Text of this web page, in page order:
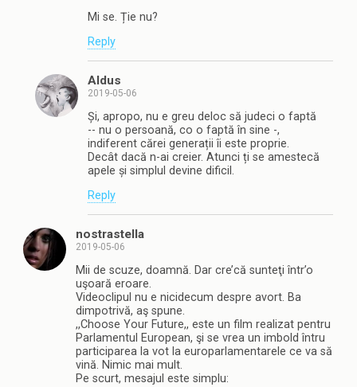
Mi se. Ție nu?
Reply
Aldus
2019-05-06
Și, apropo, nu e greu deloc să judeci o faptă
-- nu o persoană, co o faptă în sine -,
indiferent cărei generații îi este proprie.
Decât dacă n-ai creier. Atunci ți se amestecă
apele și simplul devine dificil.
Reply
nostrastella
2019-05-06
Mii de scuze, doamnă. Dar cre’că sunteţi într’o
uşoară eroare.
Videoclipul nu e nicidecum despre avort. Ba
dimpotrivă, aş spune.
,,Choose Your Future,, este un film realizat pentru
Parlamentul European, şi se vrea un imbold întru
participarea la vot la europarlamentarele ce va să
vină. Nimic mai mult.
Pe scurt, mesajul este simplu: